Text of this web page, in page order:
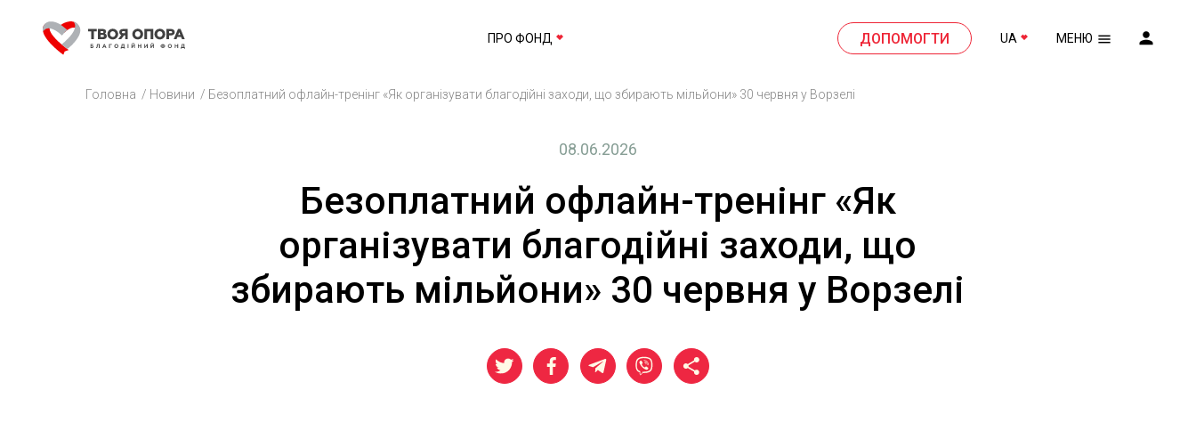
ПРО ФОНД ДОПОМОГТИ UA МЕНЮ
Головна / Новини / Безоплатний офлайн-тренінг «Як організувати благодійні заходи, що збирають мільйони» 30 червня у Ворзелі
08.06.2026
Безоплатний офлайн-тренінг «Як
організувати благодійні заходи, що
збирають мільйони» 30 червня у Ворзелі